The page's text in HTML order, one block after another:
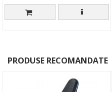
PRODUSE RECOMANDATE